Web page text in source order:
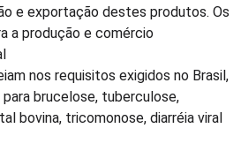
e exportação destes produtos. Os
a produção e comércio
nos requisitos exigidos no Brasil,
brucelose, tuberculose,
bovina, tricomonose, diarréia viral